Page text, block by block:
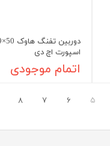
اسپورت اچ دی
اتمام موجودی
۵ ۶ ۷ ۸